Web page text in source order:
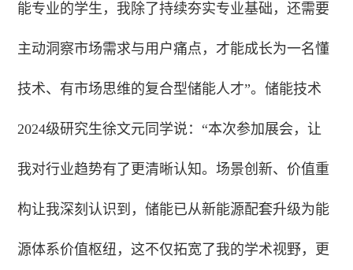
能专业的学生，我除了持续夯实专业基础，还需要
主动洞察市场需求与用户痛点，才能成长为一名懂
技术、有市场思维的复合型储能人才”。储能技术
2024级研究生徐文元同学说：“本次参加展会，让
我对行业趋势有了更清晰认知。场景创新、价值重
构让我深刻认识到，储能已从新能源配套升级为能
源体系价值枢纽，这不仅拓宽了我的学术视野，更